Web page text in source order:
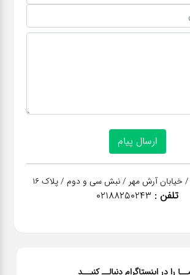
/ خیابان آرش مهر / نبش سی و دوم / پلاک 16
تلفن : 02188250243
را در اینستاگرام دنبالــ کنیــد